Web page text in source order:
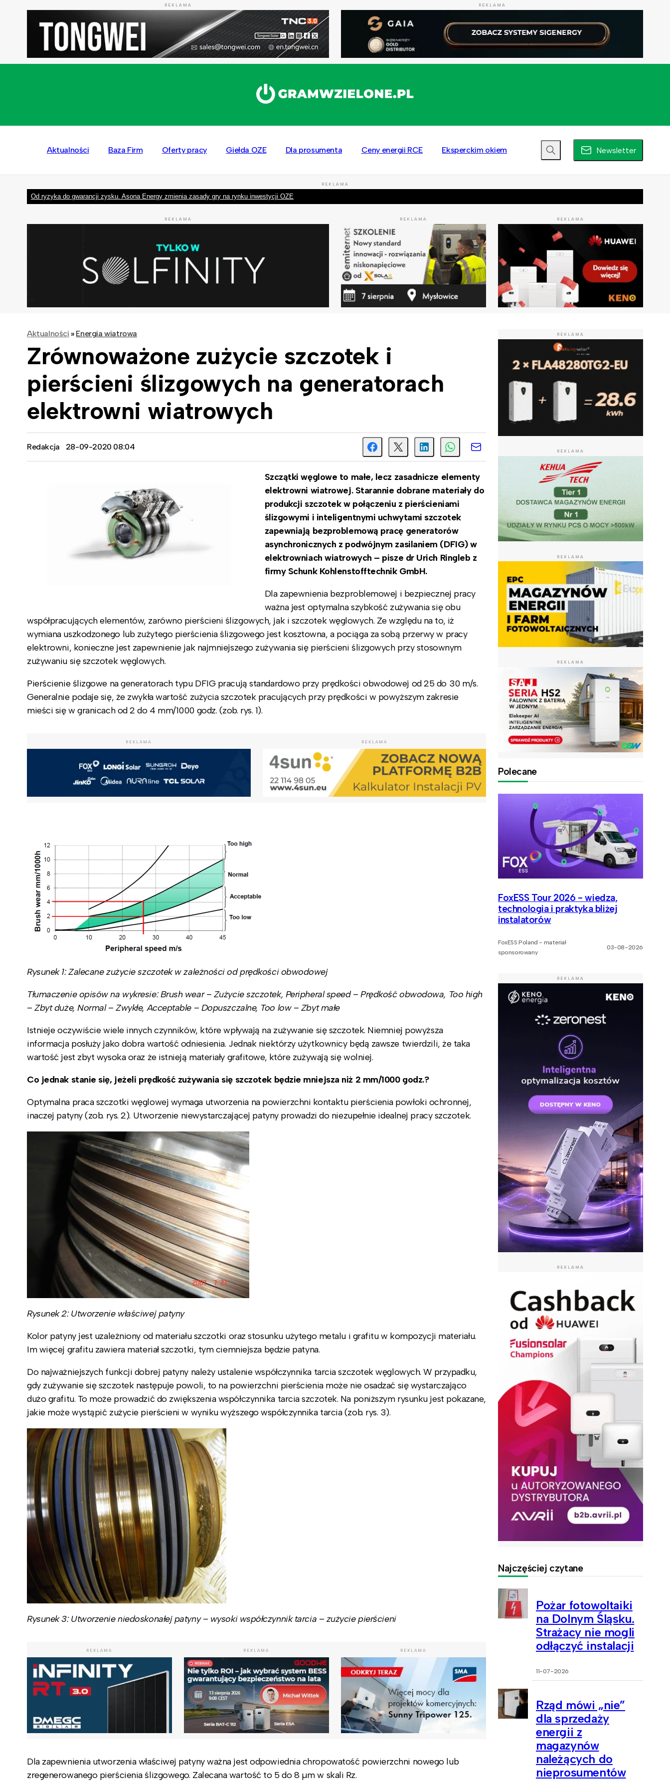
REKLAMA REKLAMA
Aktualności Baza Firm Oferty pracy Giełda OZE Dla prosumenta Ceny energii RCE Eksperckim okiem Newsletter
REKLAMA
Od ryzyka do gwarancji zysku. Asona Energy zmienia zasady gry na rynku inwestycji OZE
REKLAMA REKLAMA REKLAMA
Aktualności » Energia wiatrowa
Zrównoważone zużycie szczotek i
pierścieni ślizgowych na generatorach
elektrowni wiatrowych
Redakcja 28-09-2020 08:04
Szczątki węglowe to małe, lecz zasadnicze elementy
elektrowni wiatrowej. Starannie dobrane materiały do
produkcji szczotek w połączeniu z pierścieniami
ślizgowymi i inteligentnymi uchwytami szczotek
zapewniają bezproblemową pracę generatorów
asynchronicznych z podwójnym zasilaniem (DFIG) w
elektrowniach wiatrowych – pisze dr Urich Ringleb z
firmy Schunk Kohlenstofftechnik GmbH.
Dla zapewnienia bezproblemowej i bezpiecznej pracy
ważna jest optymalna szybkość zużywania się obu
współpracujących elementów, zarówno pierścieni ślizgowych, jak i szczotek węglowych. Ze względu na to, iż
wymiana uszkodzonego lub zużytego pierścienia ślizgowego jest kosztowna, a pociąga za sobą przerwy w pracy
elektrowni, konieczne jest zapewnienie jak najmniejszego zużywania się pierścieni ślizgowych przy stosownym
zużywaniu się szczotek węglowych.
Pierścienie ślizgowe na generatorach typu DFIG pracują standardowo przy prędkości obwodowej od 25 do 30 m/s.
Generalnie podaje się, że zwykła wartość zużycia szczotek pracujących przy prędkości w powyższym zakresie
mieści się w granicach od 2 do 4 mm/1000 godz. (zob. rys. 1).
REKLAMA REKLAMA
Rysunek 1: Zalecane zużycie szczotek w zależności od prędkości obwodowej
Tłumaczenie opisów na wykresie: Brush wear– Zużycie szczotek, Peripheral speed–Prędkość obwodowa, Too high
–Zbyt duże, Normal–Zwykłe, Acceptable – Dopuszczalne, Too low – Zbyt małe
Istnieje oczywiście wiele innych czynników, które wpływają na zużywanie się szczotek. Niemniej powyższa
informacja posłuży jako dobra wartość odniesienia. Jednak niektórzy użytkownicy będą zawsze twierdzili, że taka
wartość jest zbyt wysoka oraz że istnieją materiały grafitowe, które zużywają się wolniej.
Co jednak stanie się, jeżeli prędkość zużywania się szczotek będzie mniejsza niż 2 mm/1000 godz.?
Optymalna praca szczotki węglowej wymaga utworzenia na powierzchni kontaktu pierścienia powłoki ochronnej,
inaczej patyny (zob. rys. 2). Utworzenie niewystarczającej patyny prowadzi do niezupełnie idealnej pracy szczotek.
Rysunek 2: Utworzenie właściwej patyny
Kolor patyny jest uzależniony od materiału szczotki oraz stosunku użytego metalu i grafitu w kompozycji materiału.
Im więcej grafitu zawiera materiał szczotki, tym ciemniejsza będzie patyna.
Do najważniejszych funkcji dobrej patyny należy ustalenie współczynnika tarcia szczotek węglowych. W przypadku,
gdy zużywanie się szczotek następuje powoli, to na powierzchni pierścienia może nie osadzać się wystarczająco
dużo grafitu. To może prowadzić do zwiększenia współczynnika tarcia szczotek. Na poniższym rysunku jest pokazane,
jakie może wystąpić zużycie pierścieni w wyniku wyższego współczynnika tarcia (zob. rys. 3).
Rysunek 3: Utworzenie niedoskonałej patyny– wysoki współczynnik tarcia – zużycie pierścieni
REKLAMA REKLAMA REKLAMA
Dla zapewnienia utworzenia właściwej patyny ważna jest odpowiednia chropowatość powierzchni nowego lub
zregenerowanego pierścienia ślizgowego. Zalecana wartość to 5 do 8 µm w skali Rz.
REKLAMA
REKLAMA
REKLAMA
REKLAMA
Polecane
FoxESS Tour 2026 - wiedza,
technologia i praktyka bliżej
instalatorów
FoxESS Poland - materiał
sponsorowany
03-08-2026
REKLAMA
REKLAMA
Najczęściej czytane
Pożar fotowoltaiki
na Dolnym Śląsku.
Strażacy nie mogli
odłączyć instalacji
11-07-2026
Rząd mówi „nie”
dla sprzedaży
energii z
magazynów
należących do
nieprosumentów